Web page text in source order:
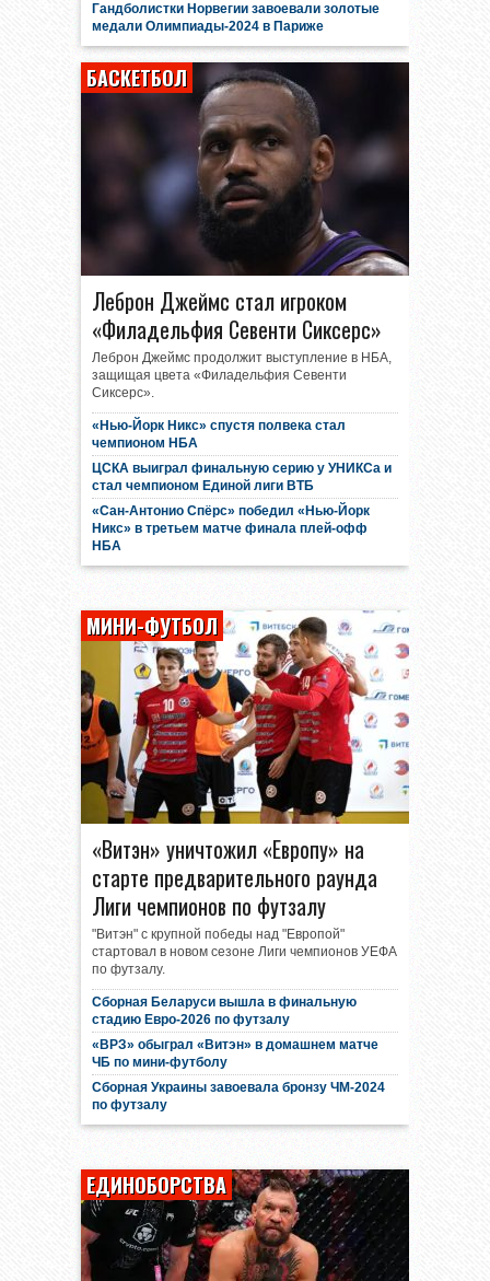
Гандболистки Норвегии завоевали золотые
медали Олимпиады-2024 в Париже
БАСКЕТБОЛ
Леброн Джеймс стал игроком
«Филадельфия Севенти Сиксерс»
Леброн Джеймс продолжит выступление в НБА,
защищая цвета «Филадельфия Севенти
Сиксерс».
«Нью-Йорк Никс» спустя полвека стал
чемпионом НБА
ЦСКА выиграл финальную серию у УНИКСа и
стал чемпионом Единой лиги ВТБ
«Сан-Антонио Спёрс» победил «Нью-Йорк
Никс» в третьем матче финала плей-офф
НБА
МИНИ-ФУТБОЛ
«Витэн» уничтожил «Европу» на
старте предварительного раунда
Лиги чемпионов по футзалу
"Витэн" с крупной победы над "Европой"
стартовал в новом сезоне Лиги чемпионов УЕФА
по футзалу.
Сборная Беларуси вышла в финальную
стадию Евро-2026 по футзалу
«ВРЗ» обыграл «Витэн» в домашнем матче
ЧБ по мини-футболу
Сборная Украины завоевала бронзу ЧМ-2024
по футзалу
ЕДИНОБОРСТВА